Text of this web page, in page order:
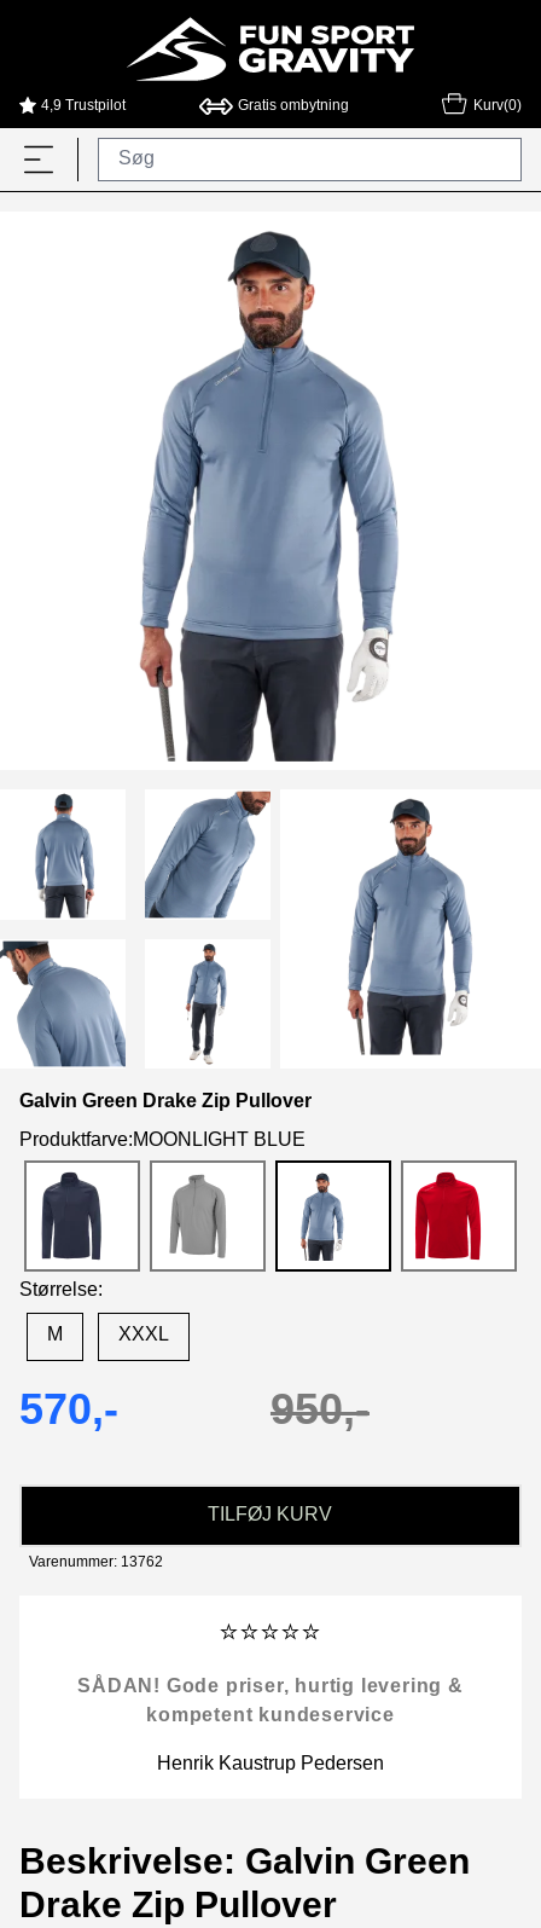
4,9 Trustpilot Gratis ombytning Kurv(0)
Galvin Green Drake Zip Pullover
Produktfarve:MOONLIGHT BLUE
Størrelse:
M XXXL
570,- 950,-
TILFØJ KURV
Varenummer: 13762
⭐⭐⭐⭐⭐
SÅDAN! Gode priser, hurtig levering &
kompetent kundeservice
Henrik Kaustrup Pedersen
Beskrivelse: Galvin Green
Drake Zip Pullover